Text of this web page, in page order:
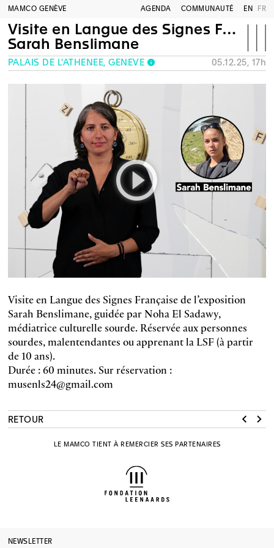
MAMCO GENÈVE AGENDA COMMUNAUTÉ EN FR
Visite en Langue des Signes Française
Sarah Benslimane
PALAIS DE L'ATHÉNÉE, GENÈVE 05.12.25, 17h
Visite en Langue des Signes Française de l’exposition
Sarah Benslimane, guidée par Noha El Sadawy,
médiatrice culturelle sourde. Réservée aux personnes
sourdes, malentendantes ou apprenant la LSF (à partir
de 10 ans).
Durée : 60 minutes. Sur réservation :
musenls24@gmail.com
RETOUR
LE MAMCO TIENT À REMERCIER SES PARTENAIRES
NEWSLETTER